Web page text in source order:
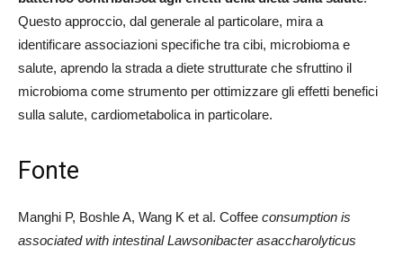
Questo approccio, dal generale al particolare, mira a
identificare associazioni specifiche tra cibi, microbioma e
salute, aprendo la strada a diete strutturate che sfruttino il
microbioma come strumento per ottimizzare gli effetti benefici
sulla salute, cardiometabolica in particolare.
Fonte
Manghi P, Boshle A, Wang K et al. Coffee consumption is
associated with intestinal Lawsonibacter asaccharolyticus